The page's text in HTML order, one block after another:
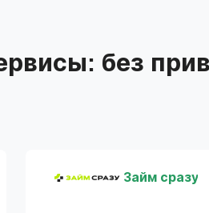
без
Займ сразу